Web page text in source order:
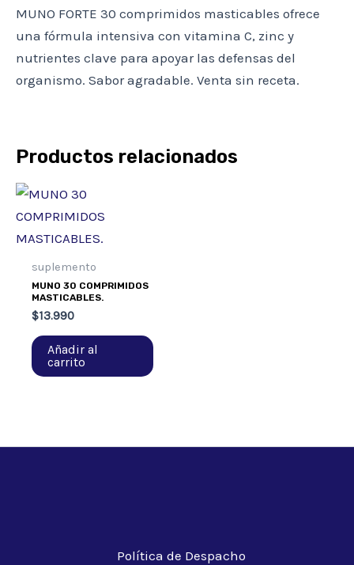
MUNO FORTE 30 comprimidos masticables ofrece
una fórmula intensiva con vitamina C, zinc y
nutrientes clave para apoyar las defensas del
organismo. Sabor agradable. Venta sin receta.
Productos relacionados
suplemento
MUNO 30 COMPRIMIDOS
MASTICABLES.
$13.990
Añadir al
carrito
Política de Despacho